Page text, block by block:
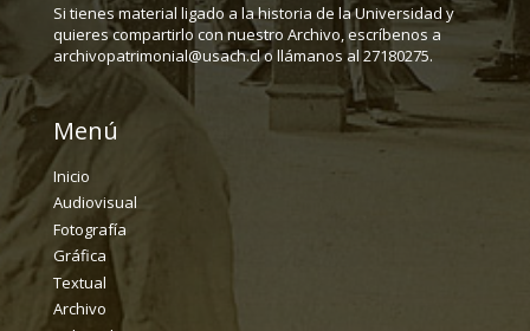
Si tienes material ligado a la historia de la Universidad y
quieres compartirlo con nuestro Archivo, escríbenos a
archivopatrimonial@usach.cl o llámanos al 27180275.
Menú
Inicio
Audiovisual
Fotografía
Gráfica
Textual
Archivo